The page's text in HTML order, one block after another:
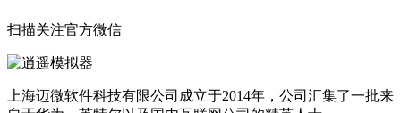
扫描关注官方微信
上海迈微软件科技有限公司成立于2014年，公司汇集了一批来